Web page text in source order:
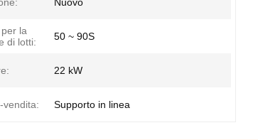
la
di lotti:
50 ~ 90S
22 kW
vendita: Supporto in linea